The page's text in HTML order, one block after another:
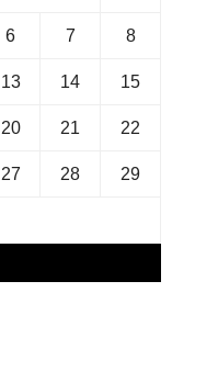
6 7 8
13 14 15
20 21 22
27 28 29